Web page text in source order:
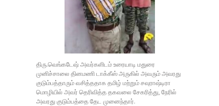
திரு.வெங்கடேஷ் அவர்களிடம் உரையாடி மதுரை
முனிச்சாலை தினமணி டாக்கீஸ் அருகில் அவரும் அவரது
குடும்பத்தாரும் வசித்ததாக தமிழ் மற்றும் சவுராஷ்டிரா
மொழியில் அவர் தெரிவித்த தகவலை சேகரித்து, நேரில்
அவரது குடும்பத்தை தேட முனைந்தார்.